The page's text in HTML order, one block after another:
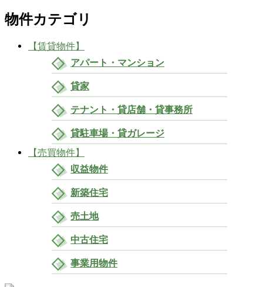
物件カテゴリ
【賃貸物件】
アパート・マンション
貸家
テナント・貸店舗・貸事務所
貸駐車場・貸ガレージ
【売買物件】
収益物件
新築住宅
売土地
中古住宅
事業用物件